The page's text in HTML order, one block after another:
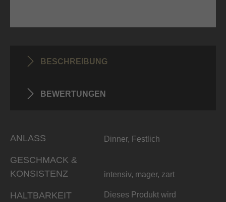
BESCHREIBUNG
BEWERTUNGEN
ANLASS Dinner, Festlich
GESCHMACK &
KONSISTENZ
intensiv, mager, zart
HALTBARKEIT
Dieses Produkt wird